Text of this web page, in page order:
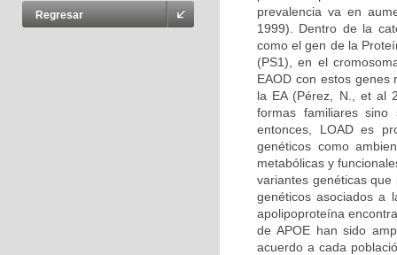
Regresar
prevalencia va en
1999). Dentro de la
como el gen de la
(PS1), en el
EAOD con estos
la EA (Pérez, N., et al
formas familiares sino
entonces, LOAD es
genéticos como
metabólicas y
variantes genéticas
genéticos asociados a
apolipoproteína
de APOE han sido
acuerdo a cada